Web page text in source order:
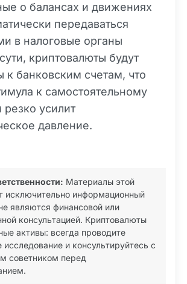
о балансах и движениях
передаваться
в налоговые органы
криптовалюты будут
к банковским счетам, что
к самостоятельному
усилит
давление.
Материалы этой
исключительно информационный
являются финансовой или
консультацией. Криптовалюты
активы: всегда проводите
исследование и консультируйтесь с
советником перед